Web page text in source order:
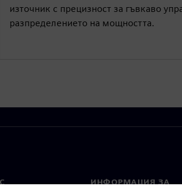
източник с прецизност за гъвкаво
разпределението на мощността.
ИНФОРМАЦИЯ ЗА